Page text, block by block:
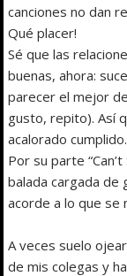
canciones no dan
Qué placer!
Sé que las
buenas, ahora:
parecer el mejor
gusto, repito). Así
acalorado cumplido.
Por su parte
balada cargada de
acorde a lo que se
A veces suelo
de mis colegas y